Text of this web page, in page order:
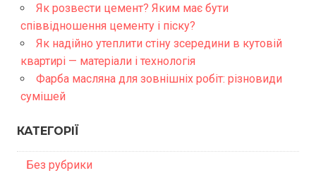
Як розвести цемент? Яким має бути
співвідношення цементу і піску?
Як надійно утеплити стіну зсередини в кутовій
квартирі — матеріали і технологія
Фарба масляна для зовнішніх робіт: різновиди
сумішей
КАТЕГОРІЇ
Без рубрики